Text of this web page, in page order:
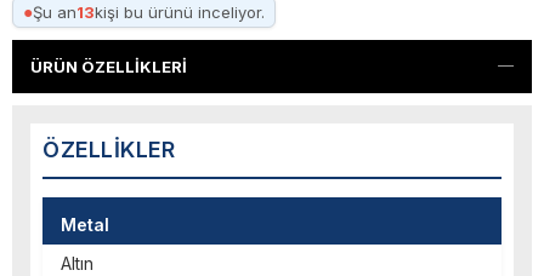
●Şu an13kişi bu ürünü inceliyor.
ÜRÜN ÖZELLIKLERI
ÖZELLIKLER
Metal
Altın